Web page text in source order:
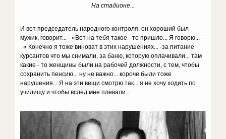
На стадионе...
И вот председатель народного контроля, он хороший был
мужик, говорит... - «Вот на тебя такое - то пришло... Я говорю... –
« Конечно я тоже виноват в этих нарушениях... -за питание
курсантов что мы снимали, за баню, которую оплачивали... там
какие - то женщины были на рабочей должности, с тем, чтобы
сохранить пенсию... ну не важно... короче были тоже
нарушения... Я на эти вещи смотрю так... я не хочу ходить по
училищу и чтобы вслед мне плевали...